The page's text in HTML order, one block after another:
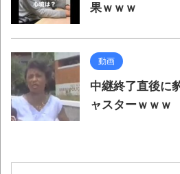
果ｗｗｗ
動画
中継終了直後に
ャスターｗｗｗ